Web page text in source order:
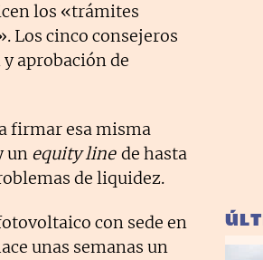
los «trámites
Los cinco consejeros
aprobación de
firmar esa misma
un equity line de hasta
de liquidez.
con sede en
unas semanas un